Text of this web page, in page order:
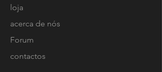
loja
acerca de nós
Forum
contactos